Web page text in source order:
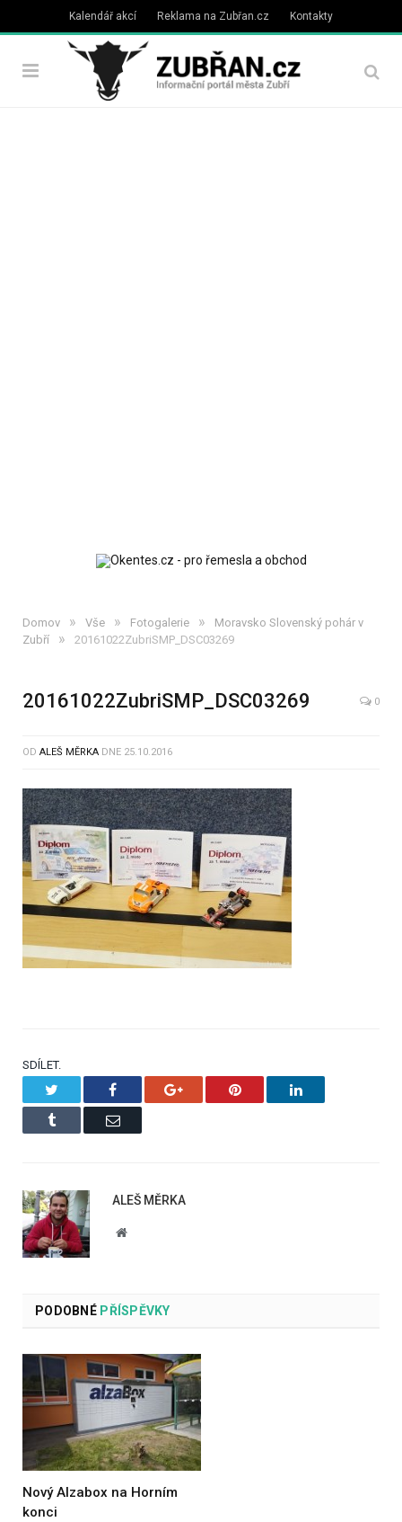
Kalendář akcí Reklama na Zubřan.cz Kontakty
Domov » Vše » Fotogalerie »
Moravsko Slovenský pohár v
Zubří
» 20161022ZubriSMP_DSC03269
20161022ZubriSMP_DSC03269 0
OD ALEŠ MĚRKA DNE 25.10.2016
SDÍLET.
Facebook Google+ Pinterest LinkedIn
Tumblr Email
ALEŠ MĚRKA
Website
PODOBNÉPŘÍSPĚVKY
Nový Alzabox na Horním
konci